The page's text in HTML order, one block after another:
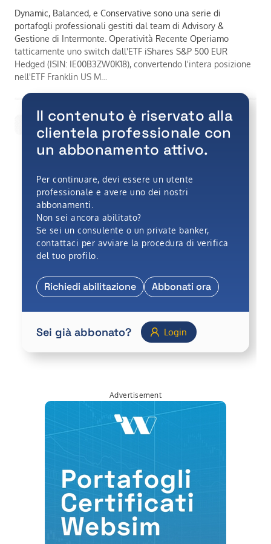
Dynamic, Balanced, e Conservative sono una serie di
portafogli professionali gestiti dal team di Advisory &
Gestione di Intermonte. Operatività Recente Operiamo
tatticamente uno switch dall'ETF iShares S&P 500 EUR
Hedged (ISIN: IE00B3ZW0K18), convertendo l'intera posizione
nell'ETF Franklin US M…
A cura di • Diego Toffoli
Il contenuto è riservato alla
clientela professionale con
un abbonamento attivo.
Per continuare, devi essere un utente
professionale e avere uno dei nostri
abbonamenti.
Non sei ancora abilitato?
Se sei un consulente o un private banker,
contattaci per avviare la procedura di verifica
del tuo profilo.
Richiedi abilitazione Abbonati ora
Sei già abbonato? Login
Advertisement